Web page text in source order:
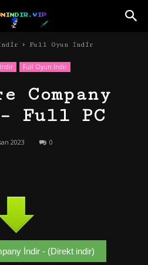
Full Oyun İndir
Full Oyun İndir
Company
Full PC
2023 0
İndir - (Direkt indir)